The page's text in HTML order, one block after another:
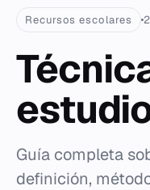
Recursos escolares
Guía completa
definición,